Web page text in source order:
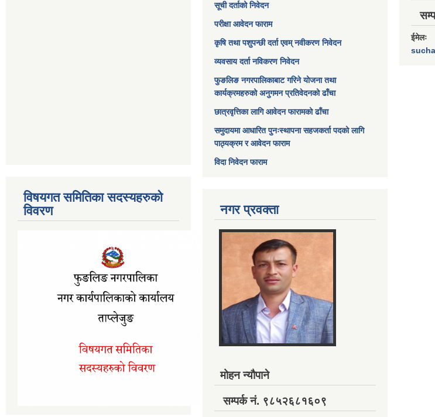
विषयगत समितिका सदस्यहरुको
विवरण
सूची दर्ताको निवेदन
परीक्षा आवेदन फाराम
कृषि तथा पशुपन्छी दर्ता एवम् नवीकरण निवेदन
व्यवसाय दर्ता नविकरण निवेदन
फुङलिङ नगरपालिकाबाट गरिने योजना तथा
कार्यक्रमहरुको अनुगमन प्रतिवेदनको ढाँचा
छात्रवृत्तिका लागि आवेदन फारामको ढाँचा
समुदायमा आधारित पुनःस्थापना सहजकर्ता पदको लागि
पाठ्यक्रम र आवेदन फाराम
विदा निवेदन फाराम
नगर प्रवक्ता
मोहन न्यौपाने
सम्पर्क नं. ९८५२६८१६०९
ईमेलः